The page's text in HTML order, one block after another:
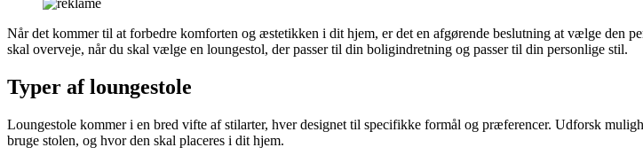
Når det kommer til at forbedre komforten og æstetikken i dit hjem, er det en afgørende beslutning at vælge den
skal overveje, når du skal vælge en loungestol, der passer til din boligindretning og passer til din personlige stil.
Typer af loungestole
Loungestole kommer i en bred vifte af stilarter, hver designet til specifikke formål og præferencer. Udforsk
bruge stolen, og hvor den skal placeres i dit hjem.